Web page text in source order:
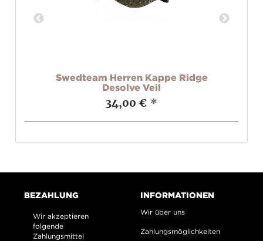
Swedteam Herren Kappe Ridge
Desolve Veil
34,00 € *
BEZAHLUNG
Wir akzeptieren
folgende
Zahlungsmittel
INFORMATIONEN
Wir über uns
Zahlungsmöglichkeiten